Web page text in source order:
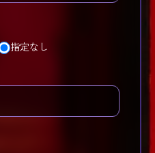
指定なし